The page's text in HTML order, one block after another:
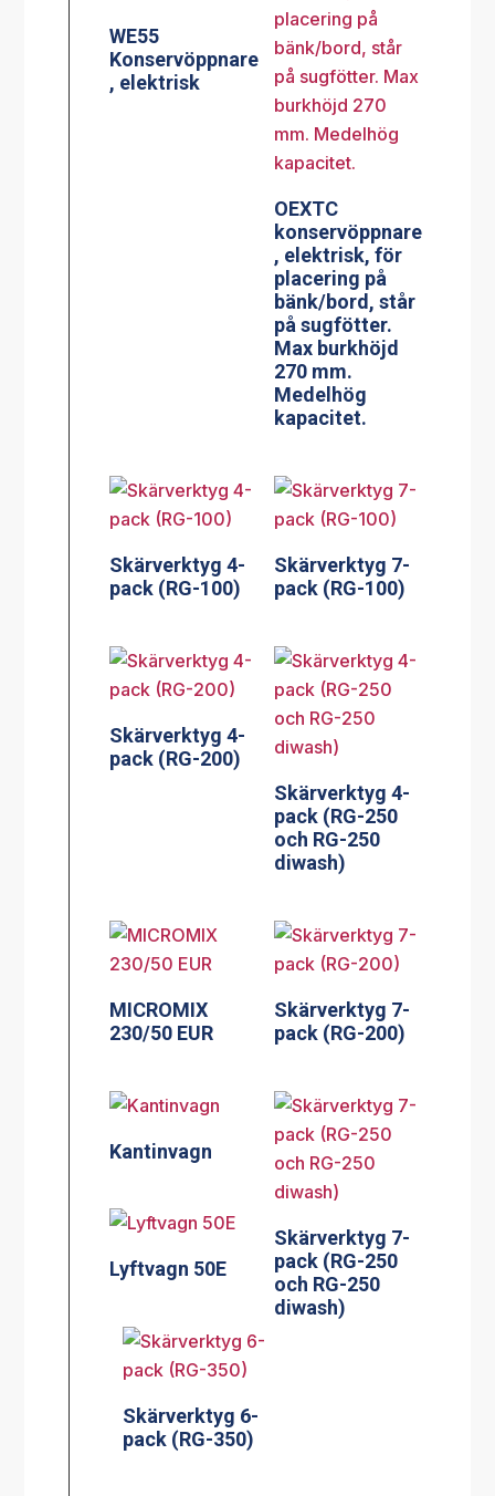
WE55
Konservöppnare
, elektrisk
OEXTC
konservöppnare
, elektrisk, för
placering på
bänk/bord, står
på sugfötter.
Max burkhöjd
270 mm.
Medelhög
kapacitet.
Skärverktyg 4-
pack (RG-100)
Skärverktyg 7-
pack (RG-100)
Skärverktyg 4-
pack (RG-200)
Skärverktyg 4-
pack (RG-250
och RG-250
diwash)
MICROMIX
230/50 EUR
Skärverktyg 7-
pack (RG-200)
Kantinvagn
Skärverktyg 7-
pack (RG-250
och RG-250
diwash)
Lyftvagn 50E
Skärverktyg 6-
pack (RG-350)